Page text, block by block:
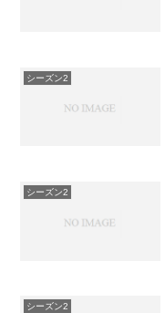
シーズン2
シーズン2
シーズン2